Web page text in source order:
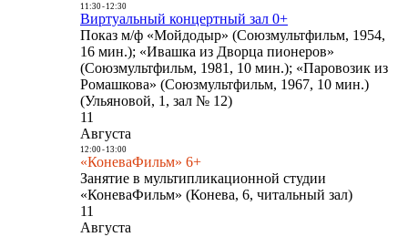
11:30- 12:30
Виртуальный концертный зал 0+
Показ м/ф «Мойдодыр» (Союзмультфильм, 1954,
16 мин.); «Ивашка из Дворца пионеров»
(Союзмультфильм, 1981, 10 мин.); «Паровозик из
Ромашкова» (Союзмультфильм, 1967, 10 мин.)
(Ульяновой, 1, зал № 12)
11
Августа
12:00- 13:00
«КоневаФильм» 6+
Занятие в мультипликационной студии
«КоневаФильм» (Конева, 6, читальный зал)
11
Августа